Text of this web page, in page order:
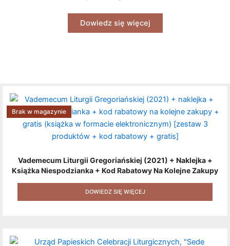
Dowiedz się więcej
Vademecum Liturgii Gregoriańskiej (2021) + Naklejka +
Książka Niespodzianka + Kod Rabatowy Na Kolejne Zakupy
+ Gratis (książka W Formacie Elektronicznym) [zestaw 3
Produktów + Kod Rabatowy + Gratis]
Brak w magazynie
DOWIEDZ SIĘ WIĘCEJ